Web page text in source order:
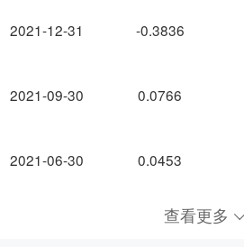
2021-12-31
2021-09-30
2021-06-30
-0.3836
0.0766
0.0453
查看更多